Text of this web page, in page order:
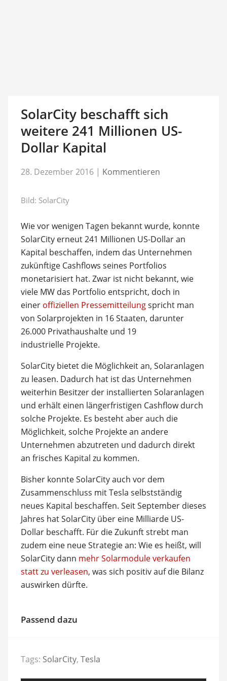
SolarCity beschafft sich
weitere 241 Millionen US-
Dollar Kapital
28. Dezember 2016 | Kommentieren
Bild: SolarCity
Wie vor wenigen Tagen bekannt wurde, konnte
SolarCity erneut 241 Millionen US-Dollar an
Kapital beschaffen, indem das Unternehmen
zukünftige Cashflows seines Portfolios
monetarisiert hat. Zwar ist nicht bekannt, wie
viele MW das Portfolio entspricht, doch in
einer offiziellen Pressemitteilungspricht man
von Solarprojekten in 16 Staaten, darunter
26.000 Privathaushalte und 19
industrielle Projekte.
SolarCity bietet die Möglichkeit an, Solaranlagen
zu leasen. Dadurch hat ist das Unternehmen
weiterhin Besitzer der installierten Solaranlagen
und erhält einen längerfristigen Cashflow durch
solche Projekte. Es besteht aber auch die
Möglichkeit, solche Projekte an andere
Unternehmen abzutreten und dadurch direkt
an frisches Kapital zu kommen.
Bisher konnte SolarCity auch vor dem
Zusammenschluss mit Tesla selbstständig
neues Kapital beschaffen. Seit September dieses
Jahres hat SolarCity über eine Milliarde US-
Dollar beschafft. Für die Zukunft strebt man
zudem eine neue Strategie an: Wie es heißt, will
SolarCity dann mehr Solarmodule verkaufen
statt zu verleasen, was sich positiv auf die Bilanz
auswirken dürfte.
Passend dazu
Tags: SolarCity, Tesla